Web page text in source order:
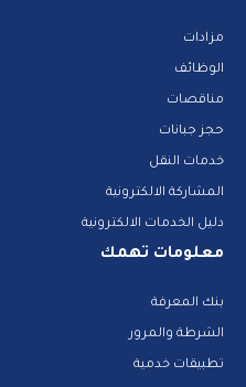
مزادات
الوظائف
مناقصات
حجز جبانات
خدمات النقل
المشاركة الالكترونية
دليل الخدمات الالكترونية
معلومات تهمك
بنك المعرفة
الشرطة والمرور
تطبيقات خدمية